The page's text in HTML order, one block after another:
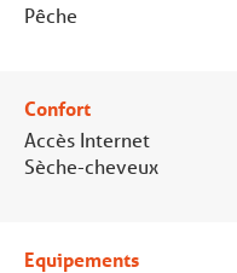
Pêche
Confort
Accès Internet
Sèche-cheveux
Equipements